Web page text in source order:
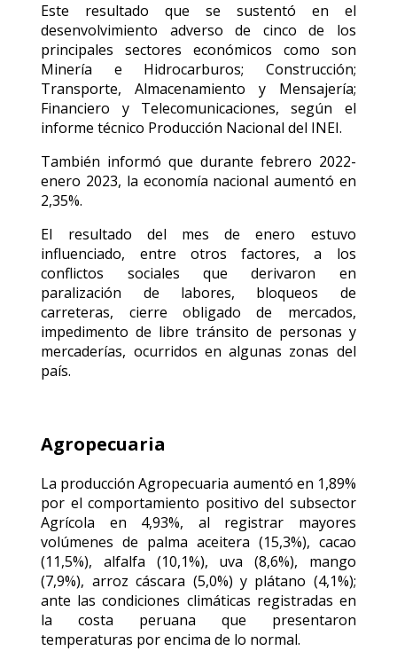
Este resultado que se sustentó en el
desenvolvimiento adverso de cinco de los
principales sectores económicos como son
Minería e Hidrocarburos; Construcción;
Transporte, Almacenamiento y Mensajería;
Financiero y Telecomunicaciones, según el
informe técnico Producción Nacional del INEI.
También informó que durante febrero 2022-
enero 2023, la economía nacional aumentó en
2,35%.
El resultado del mes de enero estuvo
influenciado, entre otros factores, a los
conflictos sociales que derivaron en
paralización de labores, bloqueos de
carreteras, cierre obligado de mercados,
impedimento de libre tránsito de personas y
mercaderías, ocurridos en algunas zonas del
país.
Agropecuaria
La producción Agropecuaria aumentó en 1,89%
por el comportamiento positivo del subsector
Agrícola en 4,93%, al registrar mayores
volúmenes de palma aceitera (15,3%), cacao
(11,5%), alfalfa (10,1%), uva (8,6%), mango
(7,9%), arroz cáscara (5,0%) y plátano (4,1%);
ante las condiciones climáticas registradas en
la costa peruana que presentaron
temperaturas por encima de lo normal.